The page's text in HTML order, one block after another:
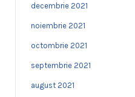
decembrie 2021
noiembrie 2021
octombrie 2021
septembrie 2021
august 2021